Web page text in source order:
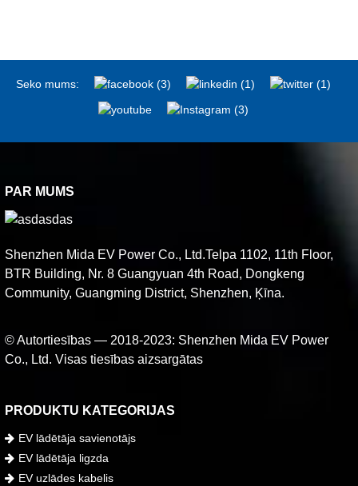
Seko mums:
PAR MUMS
Shenzhen Mida EV Power Co., Ltd.Telpa 1102, 11th Floor,
BTR Building, Nr. 8 Guangyuan 4th Road, Dongkeng
Community, Guangming District, Shenzhen, Ķīna.
© Autortiesības — 2018-2023: Shenzhen Mida EV Power
Co., Ltd. Visas tiesības aizsargātas
PRODUKTU KATEGORIJAS
EV lādētāja savienotājs
EV lādētāja ligzda
EV uzlādes kabelis